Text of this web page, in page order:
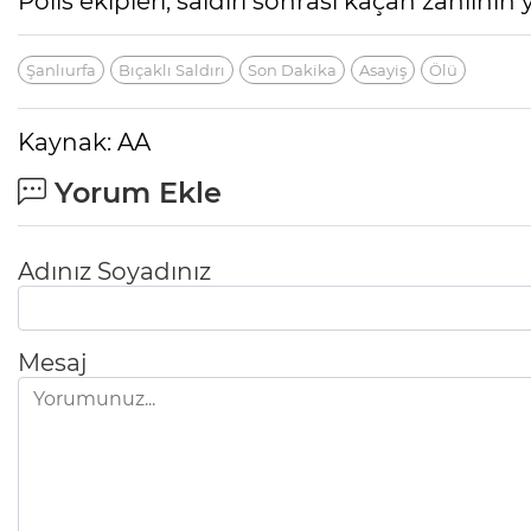
Şanlıurfa Bıçaklı Saldırı Son Dakika Asayiş Ölü
Kaynak: AA
Yorum Ekle
Adınız Soyadınız
Mesaj